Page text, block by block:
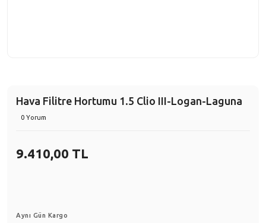
Hava Filitre Hortumu 1.5 Clio III-Logan-Laguna
0 Yorum
9.410,00 TL
Aynı Gün Kargo